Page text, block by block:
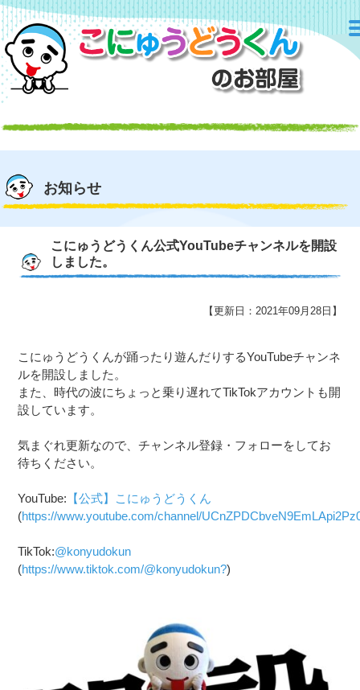
お知らせ
こにゅうどうくん公式YouTubeチャンネルを開設
しました。
【更新日：2021年09月28日】
こにゅうどうくんが踊ったり遊んだりするYouTubeチャンネ
ルを開設しました。
また、時代の波にちょっと乗り遅れてTikTokアカウントも開
設しています。
気まぐれ更新なので、チャンネル登録・フォローをしてお
待ちください。
YouTube: 【公式】こにゅうどうくん
(https://www.youtube.com/channel/
TikTok:@konyudokun
(https://www.tiktok.com/@konyudokun?)